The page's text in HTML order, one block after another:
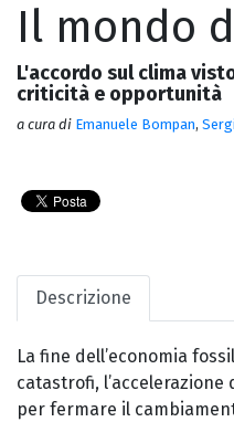
Il mondo
L'accordo sul clima
criticità e opportunità
a cura di Emanuele Bompan,
Descrizione
La fine dell’economia
catastrofi,
per fermare il